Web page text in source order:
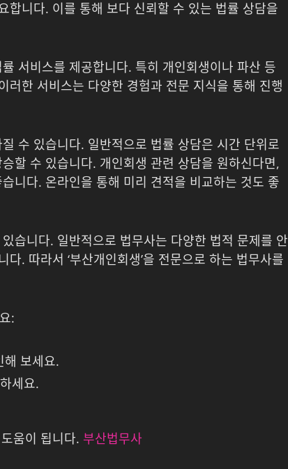
합니다. 이를 통해 보다 신뢰할 수 있는 법률 상담을
서비스를 제공합니다. 특히 개인회생이나 파산 등
한 서비스는 다양한 경험과 전문 지식을 통해 진행
수 있습니다. 일반적으로 법률 상담은 시간 단위로
할 수 있습니다. 개인회생 관련 상담을 원하신다면,
니다. 온라인을 통해 미리 견적을 비교하는 것도 좋
습니다. 일반적으로 법무사는 다양한 법적 문제를 안
. 따라서 ‘부산개인회생’을 전문으로 하는 법무사를
:
해 보세요.
세요.
움이 됩니다. 부산법무사